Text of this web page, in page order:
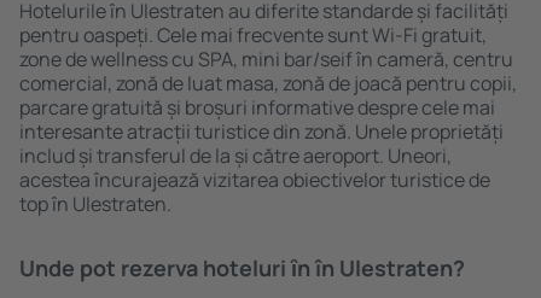
Hotelurile în Ulestraten au diferite standarde și facilități
pentru oaspeți. Cele mai frecvente sunt Wi-Fi gratuit,
zone de wellness cu SPA, mini bar/seif în cameră, centru
comercial, zonă de luat masa, zonă de joacă pentru copii,
parcare gratuită și broșuri informative despre cele mai
interesante atracții turistice din zonă. Unele proprietăți
includ și transferul de la și către aeroport. Uneori,
acestea încurajează vizitarea obiectivelor turistice de
top în Ulestraten.
Unde pot rezerva hoteluri ȋn în Ulestraten?